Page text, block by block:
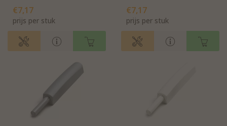
€7,17
prijs per stuk
€7,17
prijs per stuk